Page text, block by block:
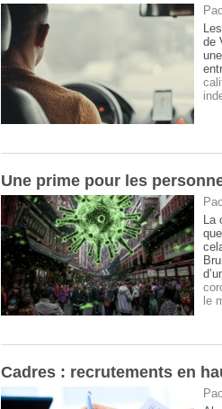
de
Une prime pour les
La
le
Cadres : recrutements en